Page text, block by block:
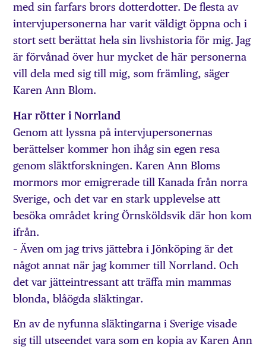
med sin farfars brors dotterdotter. De flesta av
intervjupersonerna har varit väldigt öppna och i
stort sett berättat hela sin livshistoria för mig. Jag
är förvånad över hur mycket de här personerna
vill dela med sig till mig, som främling, säger
Karen Ann Blom.
Har rötter i Norrland
Genom att lyssna på intervjupersonernas
berättelser kommer hon ihåg sin egen resa
genom släktforskningen. Karen Ann Bloms
mormors mor emigrerade till Kanada från norra
Sverige, och det var en stark upplevelse att
besöka området kring Örnsköldsvik där hon kom
ifrån.
– Även om jag trivs jättebra i Jönköping är det
något annat när jag kommer till Norrland. Och
det var jätteintressant att träffa min mammas
blonda, blåögda släktingar.
En av de nyfunna släktingarna i Sverige visade
sig till utseendet vara som en kopia av Karen Ann